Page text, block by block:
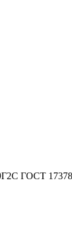
ГОСТ